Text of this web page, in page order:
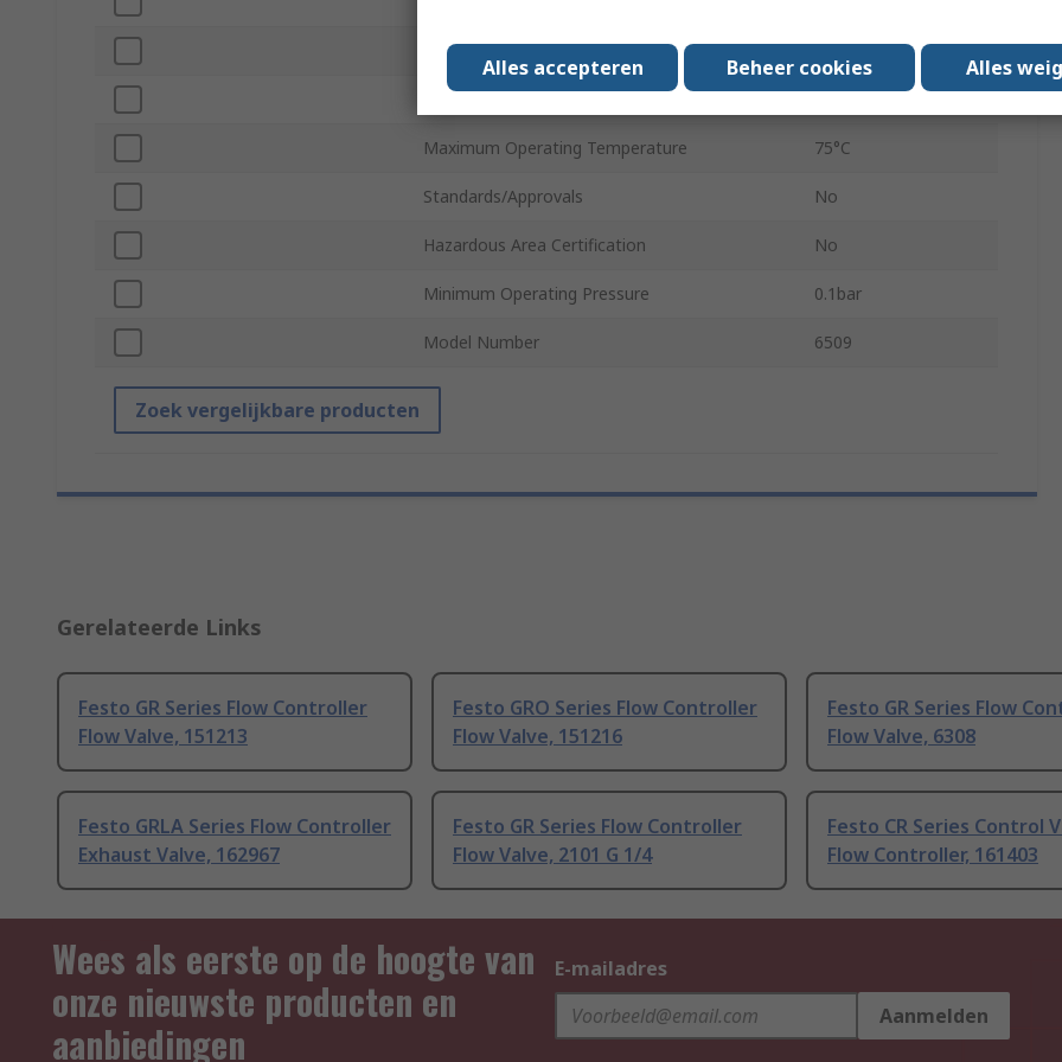
Minimum Operating Temperature -20°C
Maximum Operating Temperature 75°C
Standards/Approvals No
Hazardous Area Certification No
Minimum Operating Pressure 0.1bar
Model Number 6509
Zoek vergelijkbare producten
Gerelateerde Links
Festo GR Series Flow Controller
Flow Valve, 151213
Festo GRO Series Flow Controller
Flow Valve, 151216
Festo GR Series Flow
Flow Valve, 6308
Festo GRLA Series Flow Controller
Exhaust Valve, 162967
Festo GR Series Flow Controller
Flow Valve, 2101 G 1/4
Festo CR Series Control
Flow Controller, 161403
Wees als eerste op de hoogte van
onze nieuwste producten en
aanbiedingen
E-mailadres
Aanmelden
Alles accepteren Beheer cookies Alles